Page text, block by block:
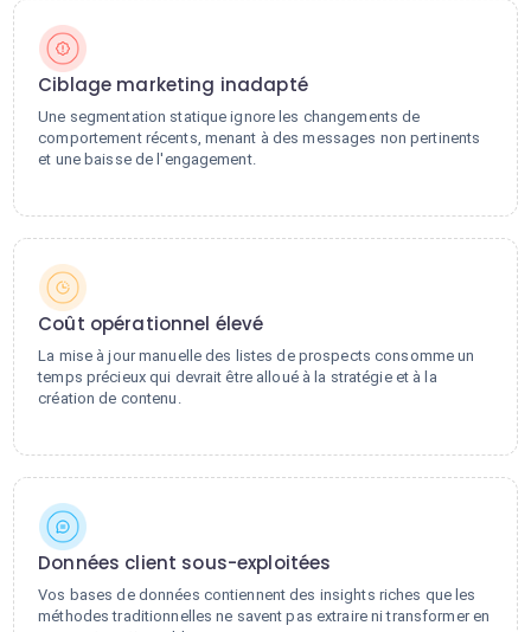
Ciblage marketing inadapté
Une segmentation statique ignore les changements de
comportement récents, menant à des messages non pertinents
et une baisse de l'engagement.
Coût opérationnel élevé
La mise à jour manuelle des listes de prospects consomme un
temps précieux qui devrait être alloué à la stratégie et à la
création de contenu.
Données client sous-exploitées
Vos bases de données contiennent des insights riches que les
méthodes traditionnelles ne savent pas extraire ni transformer en